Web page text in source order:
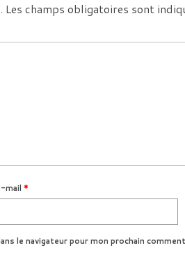
Les champs obligatoires sont
mail *
le navigateur pour mon prochain